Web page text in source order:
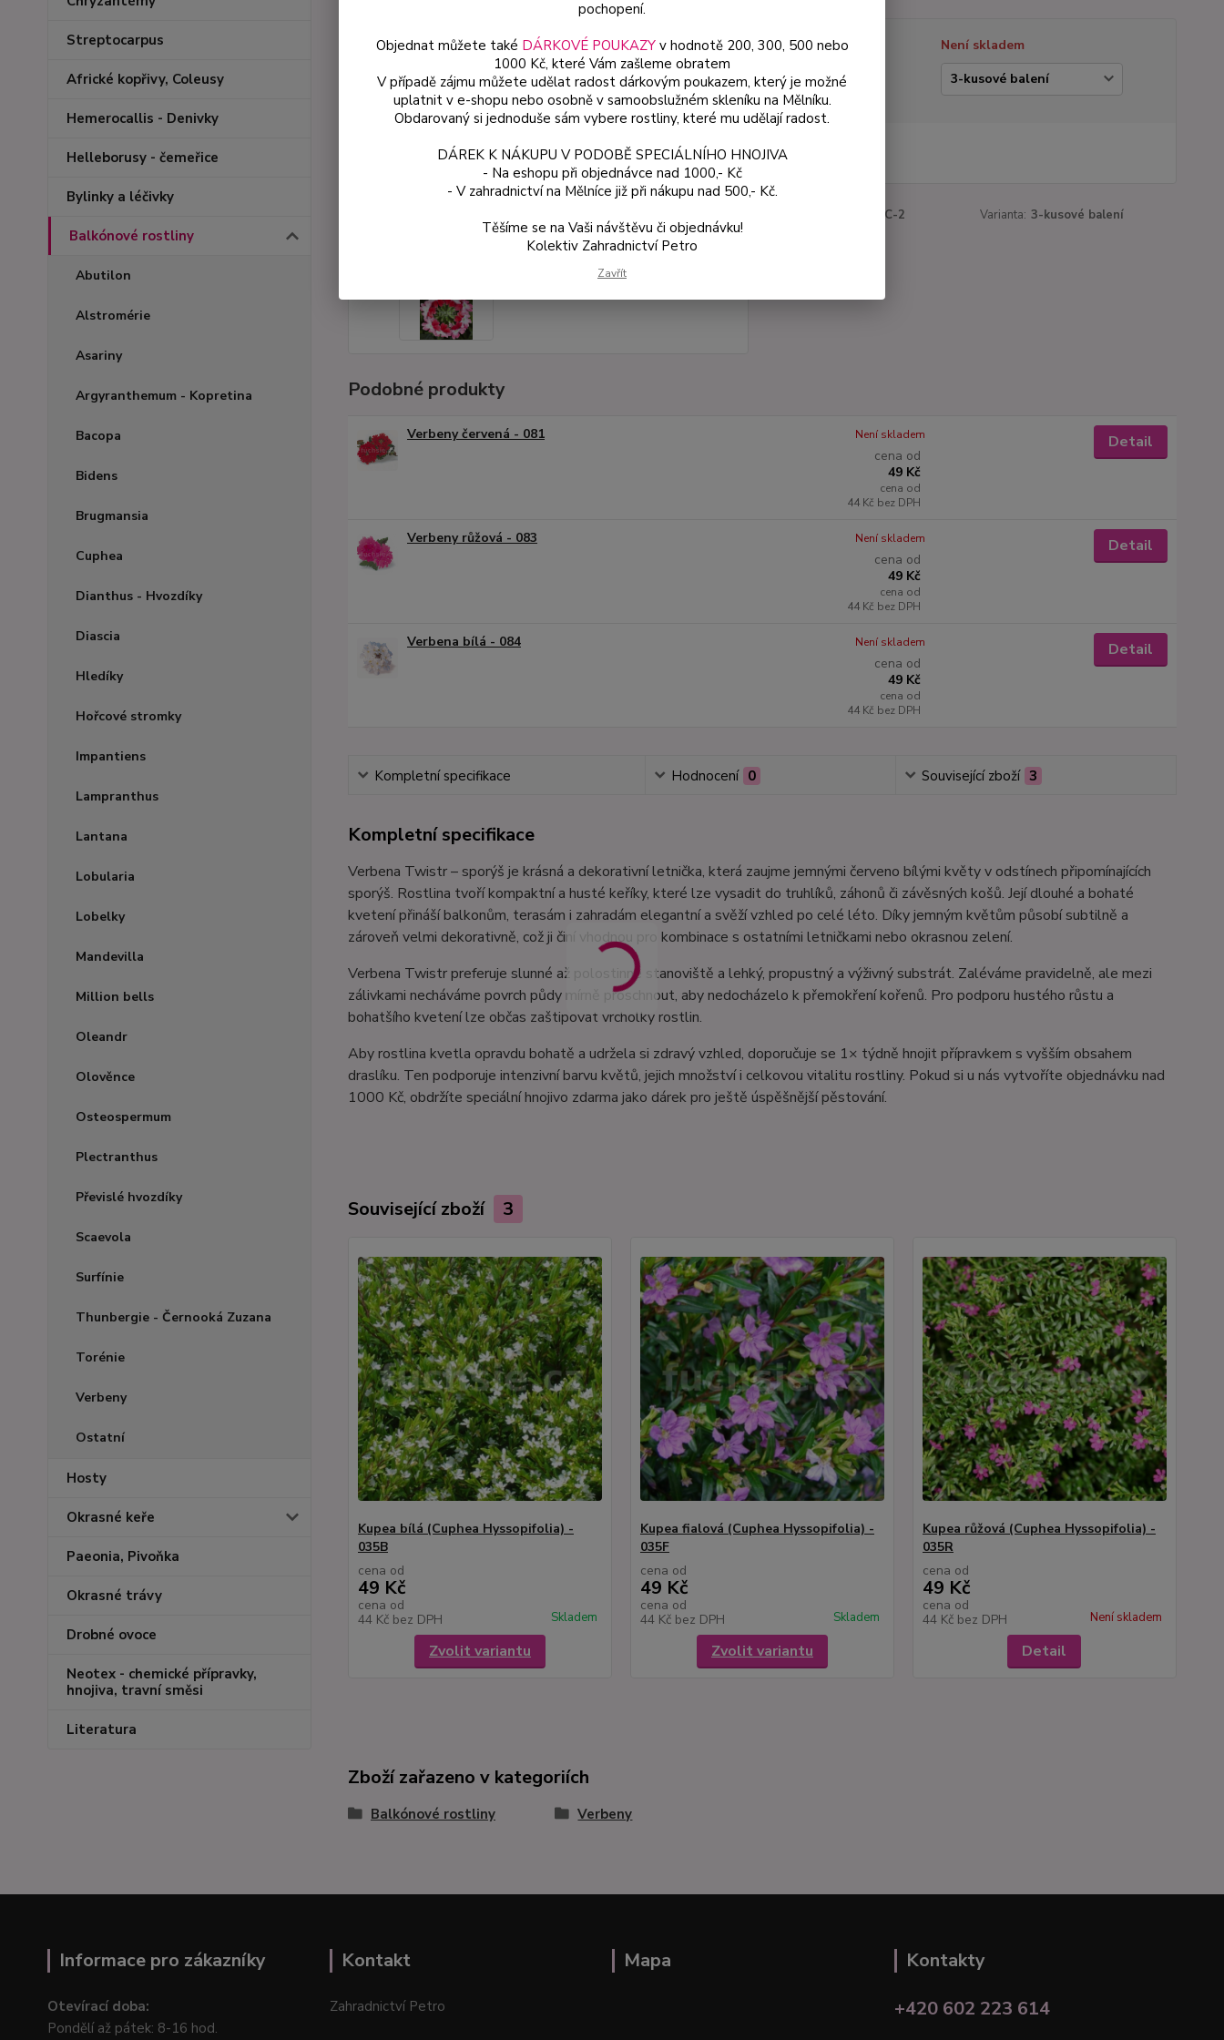
Streptocarpus
Africké kopřivy, Coleusy
Hemerocallis - Denivky
Helleborusy - čemeřice
Bylinky a léčivky
Balkónové rostliny
Abutilon
Alstromérie
Asariny
Argyranthemum - Kopretina
Bacopa
Bidens
Brugmansia
Cuphea
Dianthus - Hvozdíky
Diascia
Hledíky
Hořcové stromky
Impantiens
Lampranthus
Lantana
Lobularia
Lobelky
Mandevilla
Million bells
Oleandr
Olověnce
Osteospermum
Plectranthus
Převislé hvozdíky
Scaevola
Surfínie
Thunbergie - Černooká Zuzana
Torénie
Verbeny
Ostatní
Hosty
Okrasné keře
Paeonia, Pivoňka
Okrasné trávy
Drobné ovoce
Neotex - chemické přípravky,
hnojiva, travní směsi
Literatura
Dostupnost
Není skladem
Varianta
081C-2 Varianta: 3-kusové balení
Podobné produkty
Verbeny červená - 081
cena od
49 Kč
cena od
44 Kč bez DPH
Není skladem Detail
Verbeny růžová - 083
cena od
49 Kč
cena od
44 Kč bez DPH
Není skladem Detail
Verbena bílá - 084
cena od
49 Kč
cena od
44 Kč bez DPH
Není skladem Detail
Kompletní specifikace Hodnocení 0 Související zboží 3
Kompletní specifikace
Verbena Twistr – sporýš je krásná a dekorativní letnička, která zaujme jemnými červeno bílými květy v odstínech připomínajících
sporýš. Rostlina tvoří kompaktní a husté keříky, které lze vysadit do truhlíků, záhonů či závěsných košů. Její dlouhé a bohaté
kvetení přináší balkonům, terasám i zahradám elegantní a svěží vzhled po celé léto. Díky jemným květům působí subtilně a
zároveň velmi dekorativně, což ji činí vhodnou pro kombinace s ostatními letničkami nebo okrasnou zelení.
Verbena Twistr preferuje slunné až polostinné stanoviště a lehký, propustný a výživný substrát. Zaléváme pravidelně, ale mezi
zálivkami necháváme povrch půdy mírně proschnout, aby nedocházelo k přemokření kořenů. Pro podporu hustého růstu a
bohatšího kvetení lze občas zaštipovat vrcholky rostlin.
Aby rostlina kvetla opravdu bohatě a udržela si zdravý vzhled, doporučuje se 1× týdně hnojit přípravkem s vyšším obsahem
draslíku. Ten podporuje intenzivní barvu květů, jejich množství i celkovou vitalitu rostliny. Pokud si u nás vytvoříte objednávku nad
1000 Kč, obdržíte speciální hnojivo zdarma jako dárek pro ještě úspěšnější pěstování.
Související zboží 3
Kupea bílá (Cuphea Hyssopifolia) -
035B
cena od
49 Kč
cena od
44 Kč bez DPH Skladem
Zvolit variantu
Kupea fialová (Cuphea Hyssopifolia) -
035F
cena od
49 Kč
cena od
44 Kč bez DPH Skladem
Zvolit variantu
Kupea růžová (Cuphea Hyssopifolia) -
035R
cena od
49 Kč
cena od
44 Kč bez DPH Není skladem
Detail
Zboží zařazeno v kategoriích
Balkónové rostliny Verbeny
Informace pro zákazníky
Otevírací doba:
Pondělí až pátek: 8-16 hod.
Kontakt
Zahradnictví Petro
Mapa
Kontakty
+420 602 223 614
pochopení.
Objednat můžete také DÁRKOVÉ POUKAZYv hodnotě 200, 300, 500 nebo
1000 Kč, které Vám zašleme obratem
V případě zájmu můžete udělat radost dárkovým poukazem, který je možné
uplatnit v e-shopu nebo osobně v samoobslužném skleníku na Mělníku.
Obdarovaný si jednoduše sám vybere rostliny, které mu udělají radost.
DÁREK K NÁKUPU V PODOBĚ SPECIÁLNÍHO HNOJIVA
- Na eshopu při objednávce nad 1000,- Kč
- V zahradnictví na Mělníce již při nákupu nad 500,- Kč.
Těšíme se na Vaši návštěvu či objednávku!
Kolektiv Zahradnictví Petro
Zavřít